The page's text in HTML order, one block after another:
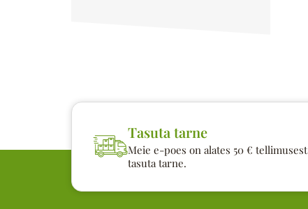
Tasuta tarne
Meie e-poes on alates 50 € tellimusest
tasuta tarne.